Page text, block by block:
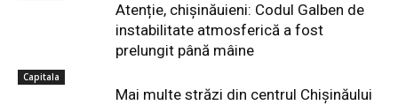
Atenție, chișinăuieni: Codul Galben de
instabilitate atmosferică a fost
prelungit până mâine
Capitala
Mai multe străzi din centrul Chișinăului